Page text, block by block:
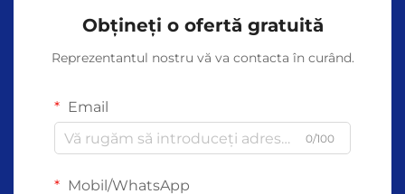
Obțineți o ofertă gratuită
Reprezentantul nostru vă va contacta în curând.
Email
0/100
Mobil/WhatsApp